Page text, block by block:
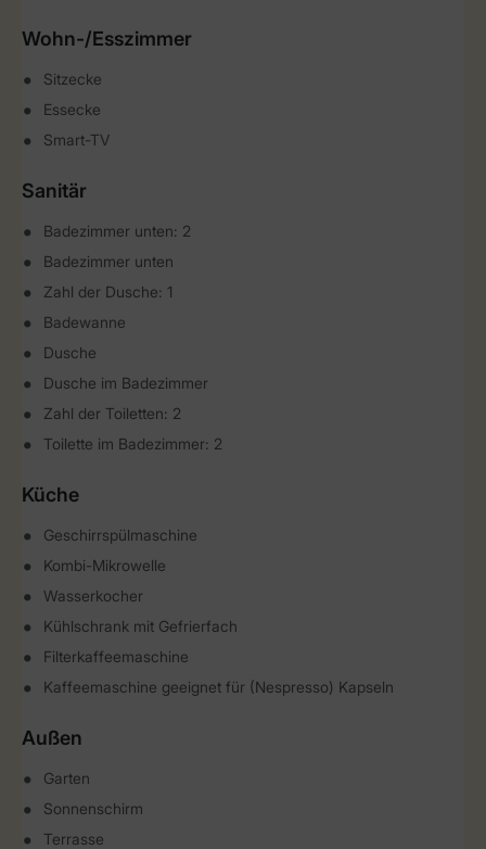
Wohn-/Esszimmer
Sitzecke
Essecke
Smart-TV
Sanitär
Badezimmer unten: 2
Badezimmer unten
Zahl der Dusche: 1
Badewanne
Dusche
Dusche im Badezimmer
Zahl der Toiletten: 2
Toilette im Badezimmer: 2
Küche
Geschirrspülmaschine
Kombi-Mikrowelle
Wasserkocher
Kühlschrank mit Gefrierfach
Filterkaffeemaschine
Kaffeemaschine geeignet für (Nespresso) Kapseln
Außen
Garten
Sonnenschirm
Terrasse